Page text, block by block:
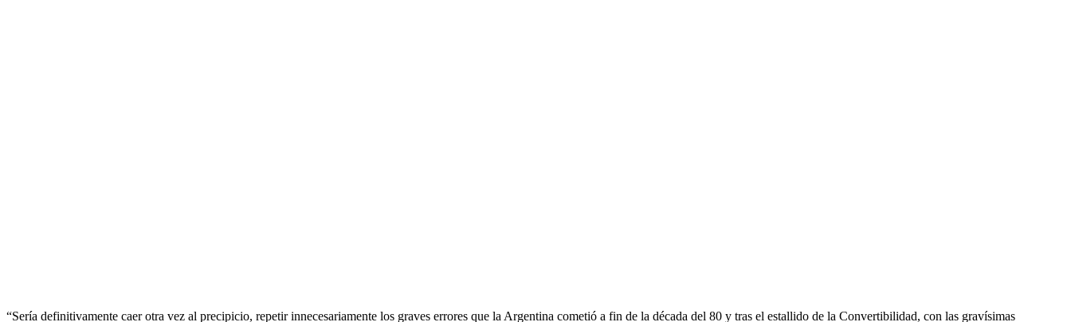
“Sería definitivamente caer otra vez al precipicio, repetir innecesariamente los graves errores que la Argentina cometió a fin de la década del 80 y tras el estallido de la Convertibilidad, con las gravísimas